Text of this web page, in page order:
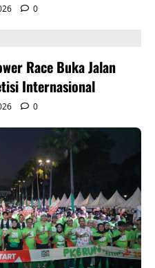
0
Race Buka Jalan
Internasional
0